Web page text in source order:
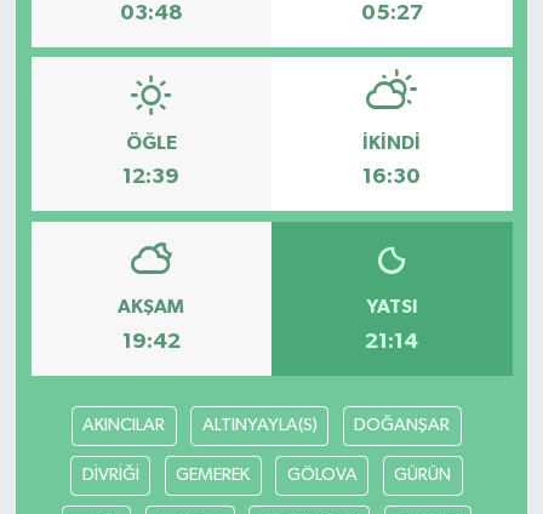
03:48 05:27
ÖĞLE
12:39
İKINDI
16:30
AKŞAM
19:42
YATSI
21:14
AKINCILAR ALTINYAYLA(S) DOĞANŞAR
DİVRİĞİ GEMEREK GÖLOVA GÜRÜN